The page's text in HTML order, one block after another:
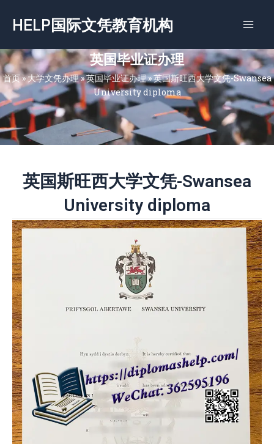
容
HELP国际文凭教育机构
英国毕业证办理
首页»大学文凭办理»英国毕业证办理»英国斯旺西大学文凭-Swansea
University diploma
英国斯旺西大学文凭-Swansea
University diploma